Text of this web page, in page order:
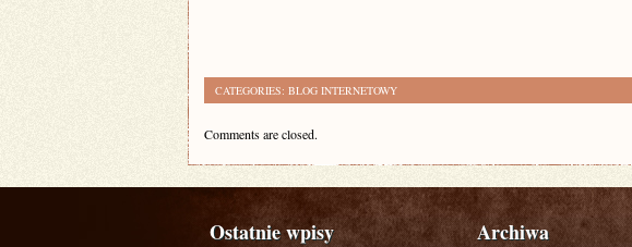
CATEGORIES: BLOG INTERNETOWY
Comments are closed.
Ostatnie wpisy Archiwa